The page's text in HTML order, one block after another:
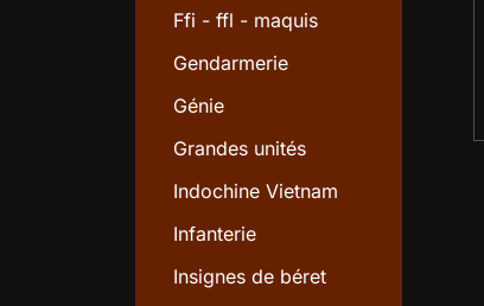
Ffi - ffl - maquis
Gendarmerie
Génie
Grandes unités
Indochine Vietnam
Infanterie
Insignes de béret